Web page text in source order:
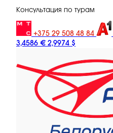
Консультация по турам
+375 29 508 48 84
3,4586 € 2,9974 $